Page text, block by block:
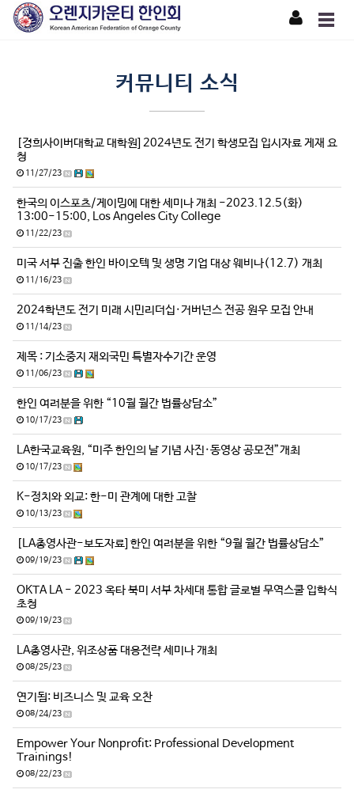
커뮤니티 소식
[경희사이버대학교 대학원] 2024년도 전기 학생모집 입시자료 게재 요
청
11/27/23
한국의 이스포츠/게이밍에 대한 세미나 개최 -2023.12.5(화)
13:00-15:00, Los Angeles City College
11/22/23
미국 서부 진출 한인 바이오텍 및 생명 기업 대상 웨비나(12.7) 개최
11/16/23
2024학년도 전기 미래 시민리더십·거버넌스 전공 원우 모집 안내
11/14/23
제목 : 기소중지 재외국민 특별자수기간 운영
11/06/23
한인 여러분을 위한 “10월 월간 법률상담소”
10/17/23
LA한국교육원, “미주 한인의 날 기념 사진·동영상 공모전”개최
10/17/23
K-정치와 외교: 한-미 관계에 대한 고찰
10/13/23
[LA총영사관-보도자료] 한인 여러분을 위한 “9월 월간 법률상담소”
09/19/23
OKTA LA - 2023 옥타 북미 서부 차세대 통합 글로벌 무역스쿨 입학식
초청
09/19/23
LA총영사관, 위조상품 대응전략 세미나 개최
08/25/23
연기됨: 비즈니스 및 교육 오찬
08/24/23
Empower Your Nonprofit: Professional Development
Trainings!
08/22/23